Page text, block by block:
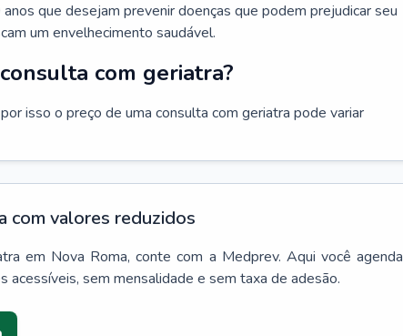
que desejam prevenir doenças que podem prejudicar seu
um envelhecimento saudável.
com geriatra?
isso o preço de uma consulta com geriatra pode variar
com valores reduzidos
em Nova Roma, conte com a Medprev. Aqui você agenda
acessíveis, sem mensalidade e sem taxa de adesão.